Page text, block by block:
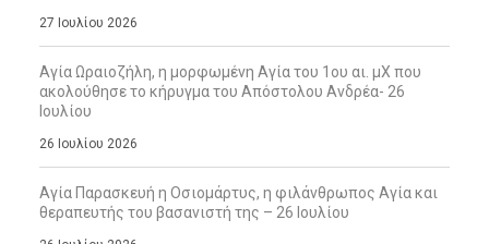
27 Ιουλίου 2026
Αγία Ωραιοζήλη, η μορφωμένη Αγία του 1ου αι. μΧ που
ακολούθησε το κήρυγμα του Απόστολου Ανδρέα- 26
Ιουλίου
26 Ιουλίου 2026
Αγία Παρασκευή η Οσιομάρτυς, η φιλάνθρωπος Αγία και
θεραπευτής του βασανιστή της – 26 Ιουλίου